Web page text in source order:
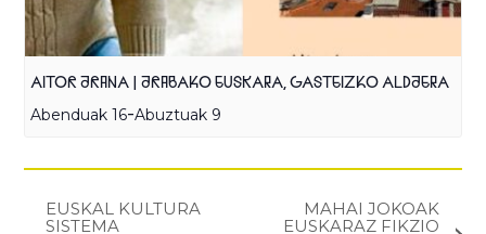
AITOR ARANA | ARABAKO EUSKARA, GASTEIZKO ALDAERA
Abenduak 16-Abuztuak 9
EUSKAL KULTURA
SISTEMA
MAHAI JOKOAK
EUSKARAZ FIKZIO